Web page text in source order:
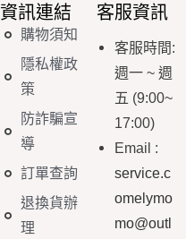
資訊連結
購物須知
隱私權政
策
防詐騙宣
導
訂單查詢
退換貨辦
理
客服資訊
客服時間:
週一 ~ 週
五 (9:00~
17:00)
Email :
service.c
omelymo
mo@outl